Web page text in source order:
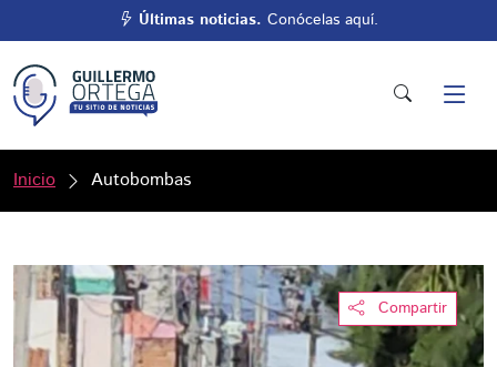
Últimas noticias. Conócelas aquí.
Inicio Autobombas
Compartir